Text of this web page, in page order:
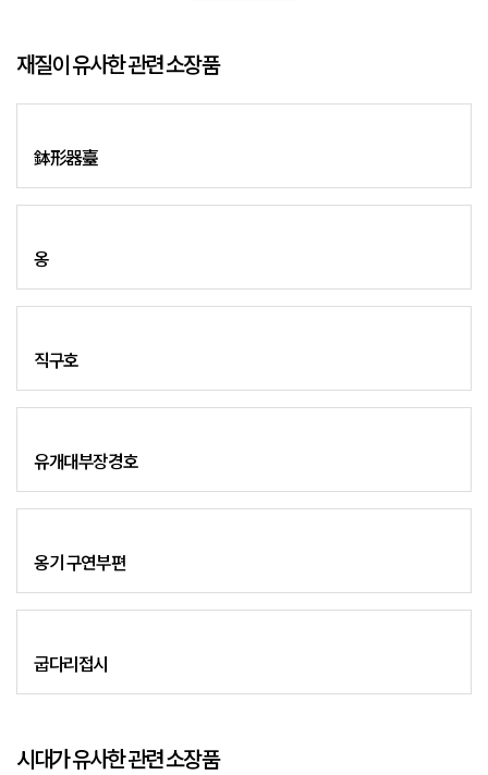
재질이 유사한 관련 소장품
鉢形器臺
옹
직구호
유개대부장경호
옹기 구연부편
굽다리접시
시대가 유사한 관련 소장품